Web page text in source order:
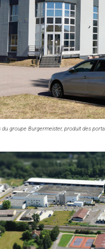
du groupe Burgermeister, produit des